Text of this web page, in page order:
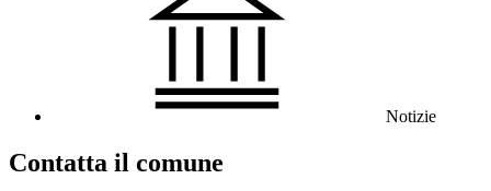
Notizie
Contatta il comune